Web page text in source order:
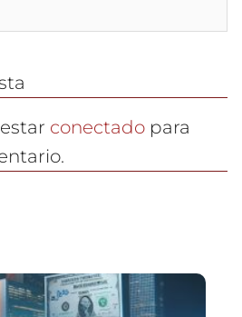
conectado para